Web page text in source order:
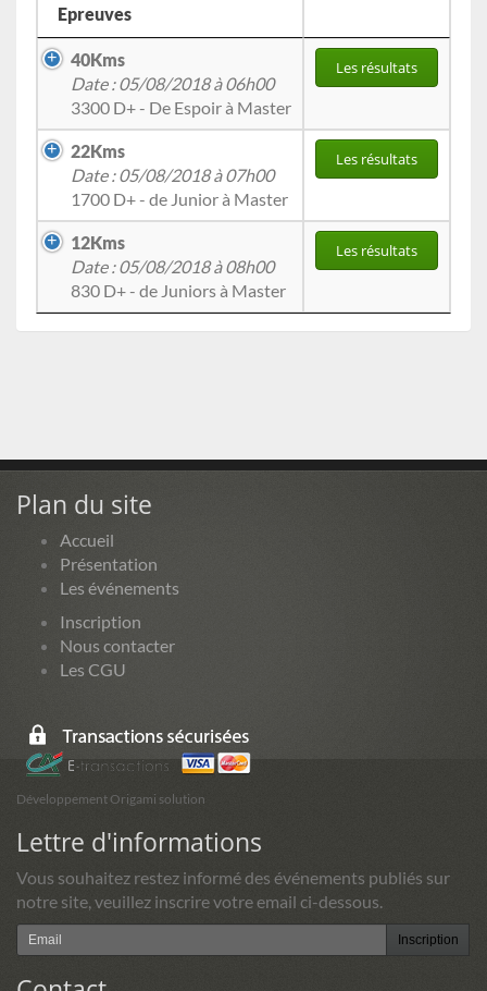
Epreuves
40Kms
Date : 05/08/2018 à 06h00
3300 D+ - De Espoir à Master
Les résultats
22Kms
Date : 05/08/2018 à 07h00
1700 D+ - de Junior à Master
Les résultats
12Kms
Date : 05/08/2018 à 08h00
830 D+ - de Juniors à Master
Les résultats
Plan du site
Accueil
Présentation
Les événements
Inscription
Nous contacter
Les CGU
Développement Origami solution
Lettre d'informations
Vous souhaitez restez informé des événements publiés sur
notre site, veuillez inscrire votre email ci-dessous.
Inscription